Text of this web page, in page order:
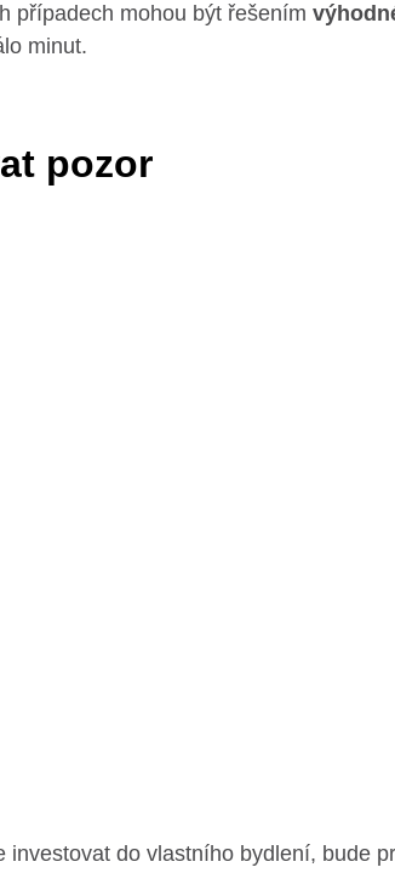
případech mohou být řešením
minut.
pozor
do vlastního bydlení, bude